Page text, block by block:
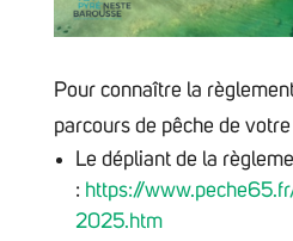
Pour connaître la
parcours de pêche de
Le dépliant de la
: https://
2025.htm